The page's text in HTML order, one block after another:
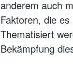
anderem auch
Faktoren, die
Thematisiert
Bekämpfung